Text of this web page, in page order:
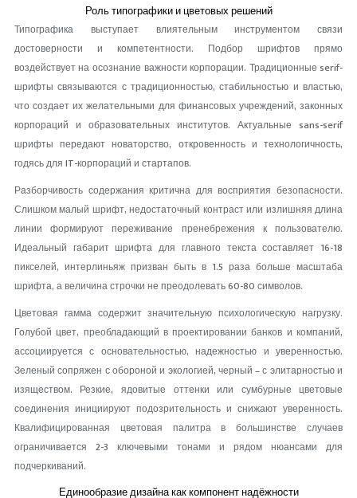
Роль типографики и цветовых решений
Типографика выступает влиятельным инструментом связи
достоверности и компетентности. Подбор шрифтов прямо
воздействует на осознание важности корпорации. Традиционные serif-
шрифты связываются с традиционностью, стабильностью и властью,
что создает их желательными для финансовых учреждений, законных
корпораций и образовательных институтов. Актуальные sans-serif
шрифты передают новаторство, откровенность и технологичность,
годясь для IT-корпораций и стартапов.
Разборчивость содержания критична для восприятия безопасности.
Слишком малый шрифт, недостаточный контраст или излишняя длина
линии формируют переживание пренебрежения к пользователю.
Идеальный габарит шрифта для главного текста составляет 16-18
пикселей, интерлиньяж призван быть в 1.5 раза больше масштаба
шрифта, а величина строчки не преодолевать 60-80 символов.
Цветовая гамма содержит значительную психологическую нагрузку.
Голубой цвет, преобладающий в проектировании банков и компаний,
ассоциируется с основательностью, надежностью и уверенностью.
Зеленый сопряжен с обороной и экологией, черный – с элитарностью и
изяществом. Резкие, ядовитые оттенки или сумбурные цветовые
соединения инициируют подозрительность и снижают уверенность.
Квалифицированная цветовая палитра в большинстве случаев
ограничивается 2-3 ключевыми тонами и рядом нюансами для
подчеркиваний.
Единообразие дизайна как компонент надёжности